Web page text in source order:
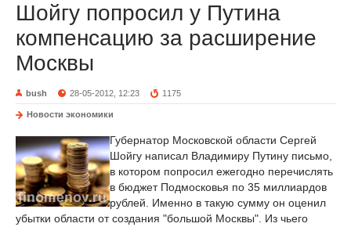
Шойгу попросил у Путина
компенсацию за расширение
Москвы
bush 28-05-2012, 12:23 1175
Новости экономики
Губернатор Московской области Сергей
Шойгу написал Владимиру Путину письмо,
в котором попросил ежегодно перечислять
в бюджет Подмосковья по 35 миллиардов
рублей. Именно в такую сумму он оценил
убытки области от создания "большой Москвы". Из чьего